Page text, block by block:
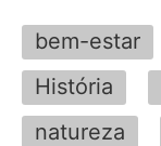
bem-estar
História
natureza